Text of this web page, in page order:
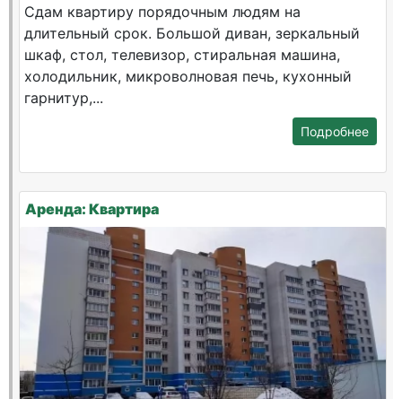
Сдам квартиру порядочным людям на
длительный срок. Большой диван, зеркальный
шкаф, стол, телевизор, стиральная машина,
холодильник, микроволновая печь, кухонный
гарнитур,...
Подробнее
Аренда: Квартира